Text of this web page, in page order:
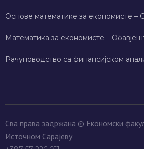
Основе математике за економисте –
Математика за економисте –
Рачуноводство са финансијском
Сва права задржана © Економски
Источном Сарајеву